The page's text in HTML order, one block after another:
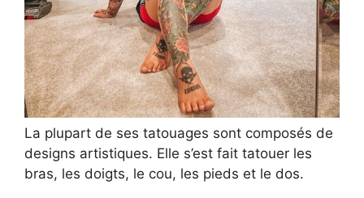
La plupart de ses tatouages sont composés de
designs artistiques. Elle s’est fait tatouer les
bras, les doigts, le cou, les pieds et le dos.